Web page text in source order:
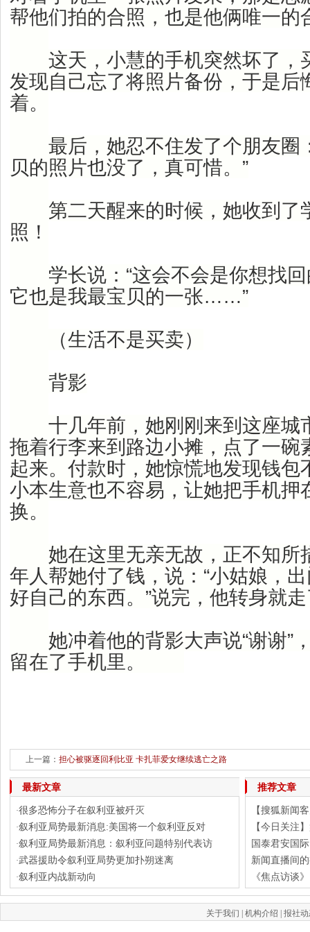
帮他们拍的合照，也是他俩唯一的
这天，小慧的手机突然坏了，
发现自己忘了将照片备份，于是后
着。
最后，她忍不住发了个朋友圈
贝的照片也没了，真可惜。”
第二天醒来的时候，她收到了
照！
学长说：“这会不会是你想找回
它也是我最宝贝的一张……”
（生活不是买卖）
背影
十几年前，她刚刚来到这座城
拖着行李来到路边小摊，点了一碗
起来。付款时，她惊慌地发现钱包
小本生意也不容易，让她把手机押
换。
她在这里无亲无故，正不知所
年人帮她付了钱，说：“小姑娘，
好自己的东西。”说完，他转身就
她冲着他的背影大声说“谢谢”
留在了手机里。
上一篇： 担心被驱逐回利比亚 卡扎菲爱女继续逃亡之路
最新文章
·很多恐怖分子在叙利亚被歼灭
·叙利亚局势最新消息:美国将一个叙利亚反对
·叙利亚局势最新消息：叙利亚问题特别代表访
·武器援助令叙利亚局势更加扑朔迷离
·叙利亚内战新动向
推荐文章
【搜狐新闻
【今日关注
国泰君安国
新闻直播间
《焦点访谈
关于我们 机构介绍 报社